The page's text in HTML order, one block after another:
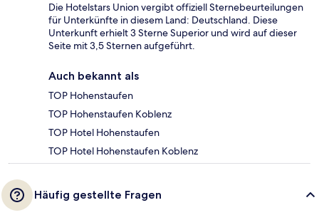
Die Hotelstars Union vergibt offiziell Sternebeurteilungen
für Unterkünfte in diesem Land: Deutschland. Diese
Unterkunft erhielt 3 Sterne Superior und wird auf dieser
Seite mit 3,5 Sternen aufgeführt.
Auch bekannt als
TOP Hohenstaufen
TOP Hohenstaufen Koblenz
TOP Hotel Hohenstaufen
TOP Hotel Hohenstaufen Koblenz
Häufig gestellte Fragen